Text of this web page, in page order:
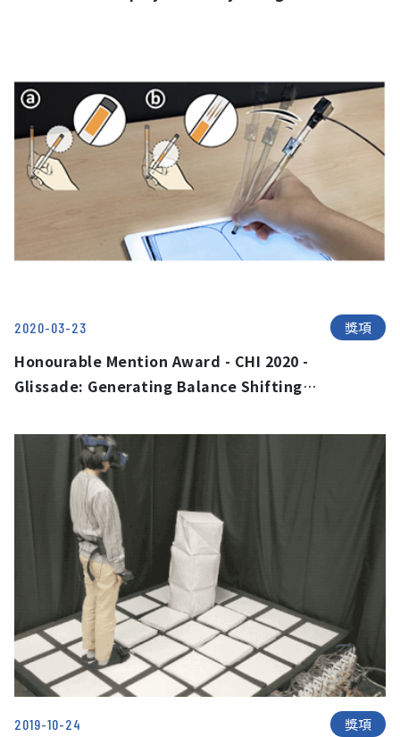
獎項
2020-03-23
Honourable Mention Award - CHI 2020 -
Glissade: Generating Balance Shifting
Pen Input
獎項
2019-10-24